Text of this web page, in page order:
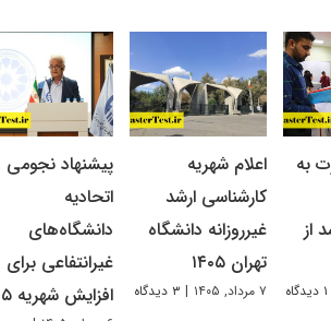
به
از
۱ دیدگاه
اعلام شهریه
کارشناسی ارشد
غیرروزانه دانشگاه
تهران ۱۴۰۵
۷ مرداد, ۱۴۰۵ | ۳ دیدگاه
پیشنهاد نجومی
اتحادیه
دانشگاه‌های
غیرانتفاعی برای
افزایش شهریه ۱۴۰۵